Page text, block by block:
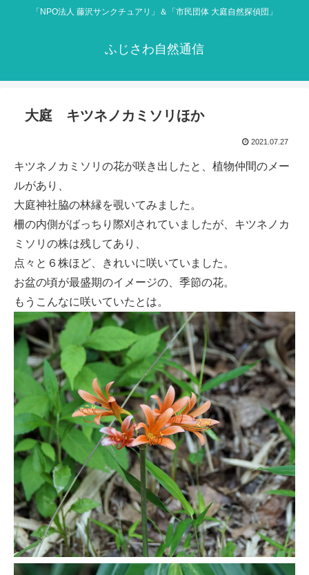
「NPO法人 藤沢サンクチュアリ」＆「市民団体 大庭自然探偵団」
ふじさわ自然通信
大庭 キツネノカミソリほか
2021.07.27
キツネノカミソリの花が咲き出したと、植物仲間のメー
ルがあり、
大庭神社脇の林縁を覗いてみました。
柵の内側がばっちり際刈されていましたが、キツネノカ
ミソリの株は残してあり、
点々と６株ほど、きれいに咲いていました。
お盆の頃が最盛期のイメージの、季節の花。
もうこんなに咲いていたとは。